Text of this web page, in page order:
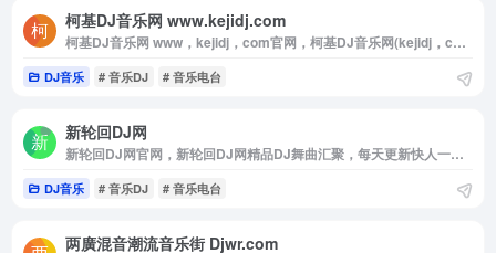
柯基DJ音乐网 www.kejidj.com
柯基DJ音乐网 www，kejidj，com官网，柯基DJ音乐网(kejidj，com)世界DJ舞曲汇聚，每天更新快人一步，专业DJ团队精心制作好听的串烧，打造车载DJ舞曲，为DJ工作者收录国外DJ舞曲，提供高音质在线试听及MP3免费下载，全方位满足DJ工作者及音乐爱好者的需求，云集2019年度最新最好听的dj音乐下载，更多dj酒吧慢摇，现场超劲爆dj舞曲实现同步更新，
DJ音乐 # 音乐DJ # 音乐电台
新轮回DJ网
新轮回DJ网官网，新轮回DJ网精品DJ舞曲汇聚，每天更新快人一步，专业DJ团队精心制作好听的串烧，打造车载DJ舞曲，为DJ工作者收录国外DJ舞曲，提供高音质在线试听及MP3下载，全方位满足DJ工作者及音乐爱好者的需求。
DJ音乐 # 音乐DJ # 音乐电台
两廣混音潮流音乐街 Djwr.com